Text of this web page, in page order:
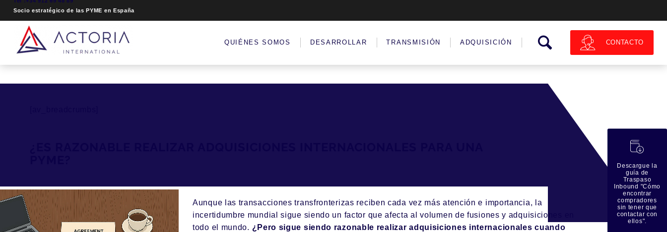
Socio estratégico de las PYME en España
QUIÉNES SOMOS DESARROLLAR TRANSMISIÓN ADQUISICIÓN CONTACTO
Aunque las transacciones transfronterizas reciben cada vez más atención e importancia, la
incertidumbre mundial sigue siendo un factor que afecta al volumen de fusiones y adquisiciones en
todo el mundo. ¿Pero sigue siendo razonable realizar adquisiciones internacionales cuando
蠟
Descargue la
guía de
Traspaso
Inbound "Cómo
encontrar
compradores
sin tener que
contactar con
ellos".